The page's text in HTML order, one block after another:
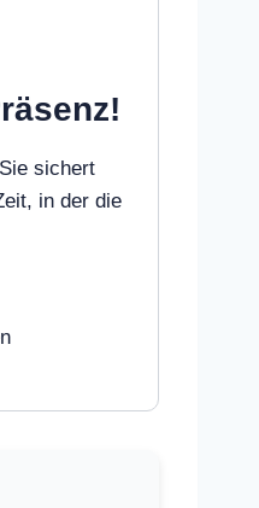
sichert
in der die